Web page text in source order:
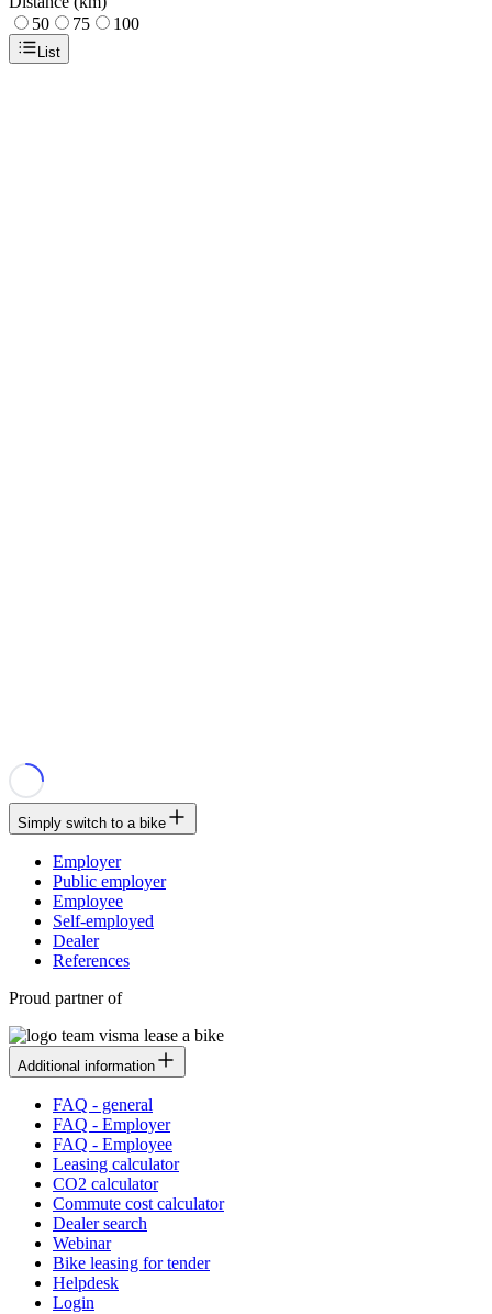
50
75 100
List
Simply switch to a bike
Employer
Public employer
Employee
Self-employed
Dealer
References
Proud partner of
Additional information
FAQ - general
FAQ - Employer
FAQ - Employee
Leasing calculator
CO2 calculator
Commute cost calculator
Dealer search
Webinar
Bike leasing for tender
Helpdesk
Login